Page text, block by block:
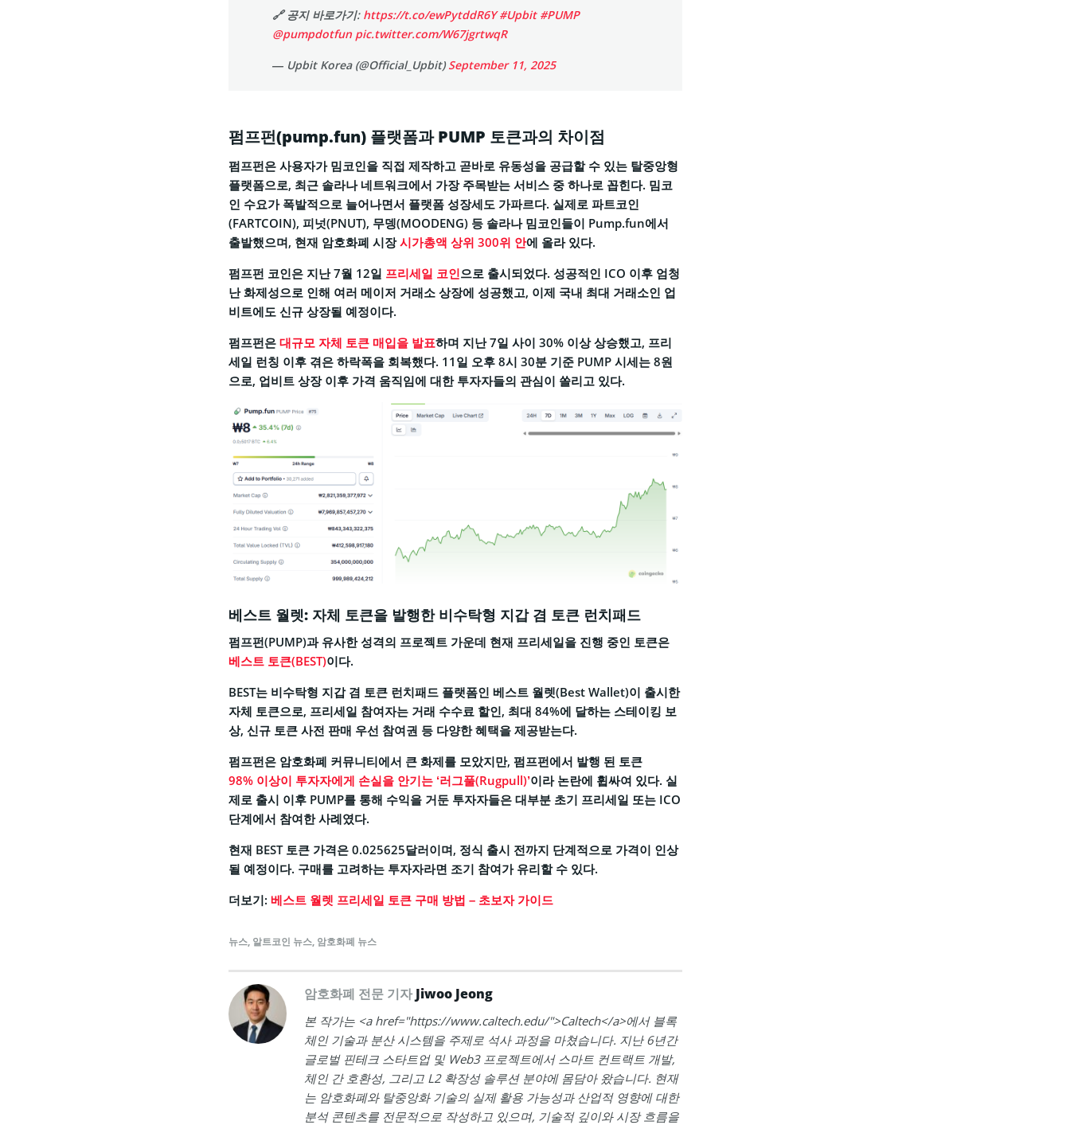
🔗 공지 바로가기: https://t.co/ewPytddR6Y #Upbit #PUMP
@pumpdotfun pic.twitter.com/W67jgrtwqR
— Upbit Korea (@Official_Upbit)September 11, 2025
펌프펀(pump.fun) 플랫폼과 PUMP 토큰과의 차이점
펌프펀은 사용자가 밈코인을 직접 제작하고 곧바로 유동성을 공급할 수 있는 탈중앙형
플랫폼으로, 최근 솔라나 네트워크에서 가장 주목받는 서비스 중 하나로 꼽힌다. 밈코
인 수요가 폭발적으로 늘어나면서 플랫폼 성장세도 가파르다. 실제로 파트코인
(FARTCOIN), 피넛(PNUT), 무뎅(MOODENG) 등 솔라나 밈코인들이 Pump.fun에서
출발했으며, 현재 암호화폐 시장시가총액 상위 300위 안에 올라 있다.
펌프펀 코인은 지난 7월 12일 프리세일 코인으로 출시되었다. 성공적인 ICO 이후 엄청
난 화제성으로 인해 여러 메이저 거래소 상장에 성공했고, 이제 국내 최대 거래소인 업
비트에도 신규 상장될 예정이다.
펌프펀은 대규모 자체 토큰 매입을 발표하며 지난 7일 사이 30% 이상 상승했고, 프리
세일 런칭 이후 겪은 하락폭을 회복했다. 11일 오후 8시 30분 기준 PUMP 시세는 8원
으로, 업비트 상장 이후 가격 움직임에 대한 투자자들의 관심이 쏠리고 있다.
베스트 월렛: 자체 토큰을 발행한 비수탁형 지갑 겸 토큰 런치패드
펌프펀(PUMP)과 유사한 성격의 프로젝트 가운데 현재 프리세일을 진행 중인 토큰은
베스트 토큰(BEST)이다.
BEST는 비수탁형 지갑 겸 토큰 런치패드 플랫폼인 베스트 월렛(Best Wallet)이 출시한
자체 토큰으로, 프리세일 참여자는 거래 수수료 할인, 최대 84%에 달하는 스테이킹 보
상, 신규 토큰 사전 판매 우선 참여권 등 다양한 혜택을 제공받는다.
펌프펀은 암호화폐 커뮤니티에서 큰 화제를 모았지만, 펌프펀에서 발행 된 토큰
98% 이상이 투자자에게 손실을 안기는 ‘러그풀(Rugpull)’이라 논란에 휩싸여 있다. 실
제로 출시 이후 PUMP를 통해 수익을 거둔 투자자들은 대부분 초기 프리세일 또는 ICO
단계에서 참여한 사례였다.
현재 BEST 토큰 가격은 0.025625달러이며, 정식 출시 전까지 단계적으로 가격이 인상
될 예정이다. 구매를 고려하는 투자자라면 조기 참여가 유리할 수 있다.
더보기: 베스트 월렛 프리세일 토큰 구매 방법 – 초보자 가이드
뉴스, 알트코인 뉴스, 암호화폐 뉴스
암호화폐 전문 기자Jiwoo Jeong
본 작가는 <a href="https://www.caltech.edu/">Caltech</a>에서 블록
체인 기술과 분산 시스템을 주제로 석사 과정을 마쳤습니다. 지난 6년간
글로벌 핀테크 스타트업 및 Web3 프로젝트에서 스마트 컨트랙트 개발,
체인 간 호환성, 그리고 L2 확장성 솔루션 분야에 몸담아 왔습니다. 현재
는 암호화폐와 탈중앙화 기술의 실제 활용 가능성과 산업적 영향에 대한
분석 콘텐츠를 전문적으로 작성하고 있으며, 기술적 깊이와 시장 흐름을